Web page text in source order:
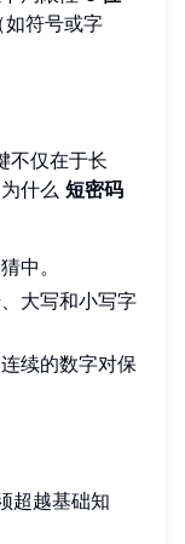
如符号或字
不仅在于长
什么 短密码
中。
大写和小写字
续的数字对保
超越基础知